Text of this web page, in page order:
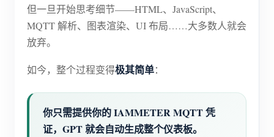
IAMMETER Cloud Pro
私有化部署服务
IAMMETER 模拟器
能源预测与仿真系统
但一旦开始思考细节——HTML、JavaScript、
MQTT 解析、图表渲染、UI 布局……大多数人就会
放弃。
如今，整个过程变得极其简单：
你只需提供你的 IAMMETER MQTT 凭
证，GPT 就会自动生成整个仪表板。